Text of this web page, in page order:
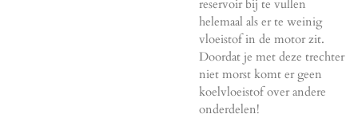
reservoir bij te vullen
helemaal als er te weinig
vloeistof in de motor zit.
Doordat je met deze trechter
niet morst komt er geen
koelvloeistof over andere
onderdelen!